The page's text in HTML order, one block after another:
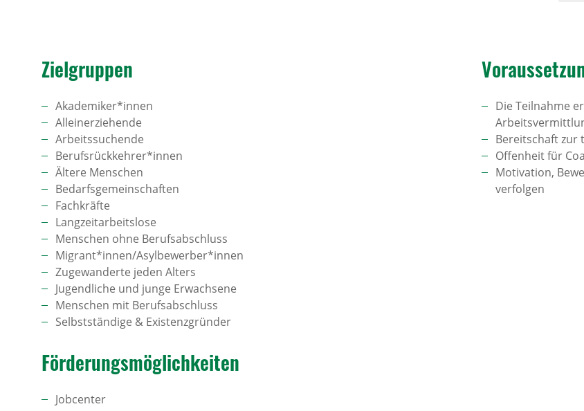
Ziel­gruppen
Akademiker*innen
Alleinerziehende
Arbeitssuchende
Berufsrückkehrer*innen
Ältere Menschen
Bedarfsgemeinschaften
Fachkräfte
Langzeitarbeitslose
Menschen ohne Berufsabschluss
Migrant*innen/Asylbewerber*innen
Zugewanderte jeden Alters
Jugendliche und junge Erwachsene
Menschen mit Berufsabschluss
Selbstständige & Existenzgründer
Die Teilnahme
Bereitschaft zur
Offenheit für
Motivation,
verfolgen
Förde­rungs­mög­lich­keiten
Jobcenter